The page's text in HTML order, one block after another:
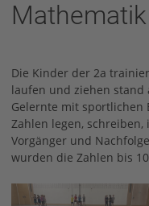
Die Kinder der 2a
laufen und ziehen stand
Gelernte mit sportlichen
Zahlen legen,
Vorgänger und
wurden die Zahlen bis